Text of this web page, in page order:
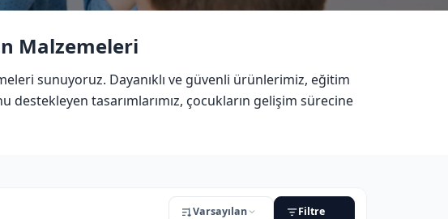
Malzemeleri
sunuyoruz. Dayanıklı ve güvenli ürünlerimiz, eğitim
tasarımlarımız, çocukların gelişim sürecine
Varsayılan Filtre